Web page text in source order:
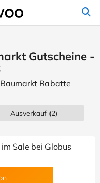
Gutscheine -
Rabatte
Ausverkauf(2)
Sale bei Globus